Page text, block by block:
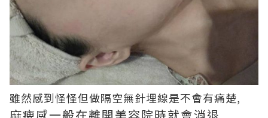
雖然感到怪怪但做隔空無針埋線是不會有痛楚,
麻痺感一般在離開美容院時就會消退